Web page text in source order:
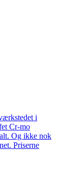
i
Cr-mo
Og ikke nok
Priserne